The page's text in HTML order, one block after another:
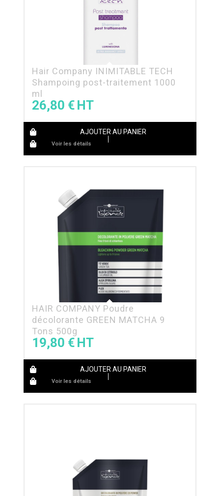
Hair Company INIMITABLE TECH
Shampoing post-traitement 1000
ml
26,80 €
AJOUTER AU PANIER
Voir les détails
HAIR COMPANY Poudre
décolorante GREEN MATCHA 9
Tons 500g
19,80 €
AJOUTER AU PANIER
Voir les détails